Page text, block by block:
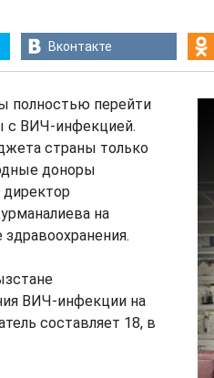
Вконтакте
полностью перейти
с ВИЧ-инфекцией.
страны только
доноры
директор
на
ВИЧ-инфекции на
составляет 18, в